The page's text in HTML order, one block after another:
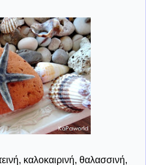
καλοκαιρινή, θαλασσινή,